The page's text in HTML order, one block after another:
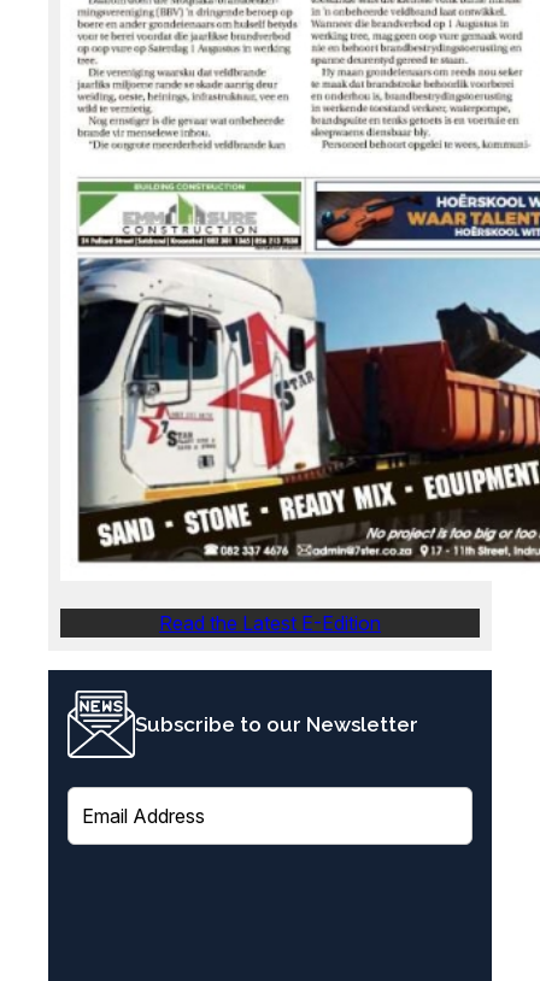
Read the Latest E-Edition
Subscribe to our Newsletter
E